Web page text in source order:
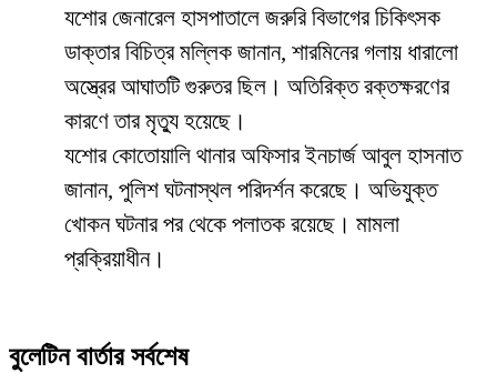
যশোর জেনারেল হাসপাতালে জরুরি বিভাগের চিকিৎসক
ডাক্তার বিচিত্র মল্লিক জানান, শারমিনের গলায় ধারালো
অস্ত্রের আঘাতটি গুরুতর ছিল। অতিরিক্ত রক্তক্ষরণের
কারণে তার মৃত্যু হয়েছে।
যশোর কোতোয়ালি থানার অফিসার ইনচার্জ আবুল হাসনাত
জানান, পুলিশ ঘটনাস্থল পরিদর্শন করেছে। অভিযুক্ত
খোকন‌ ঘটনার পর থেকে পলাতক রয়েছে। মামলা
প্রক্রিয়াধীন।
বুলেটিন বার্তার সর্বশেষ